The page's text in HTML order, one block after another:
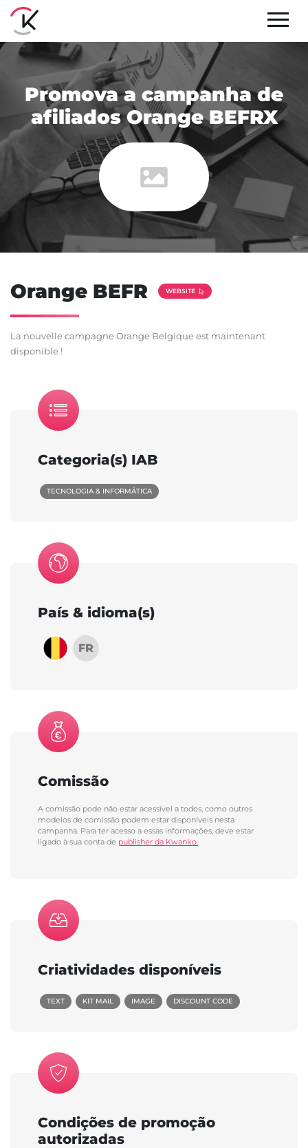
Promova a campanha de
afiliados Orange BEFRX
Orange BEFR WEBSITE
La nouvelle campagne Orange Belgique est maintenant
disponible !
Categoria(s) IAB
TECNOLOGIA & INFORMÁTICA
País & idioma(s)
FR
Comissão
A comissão pode não estar acessível a todos, como outros
modelos de comissão podem estar disponíveis nesta
campanha. Para ter acesso a essas informações, deve estar
ligado à sua conta de publisher da Kwanko.
Criatividades disponíveis
TEXT KIT MAIL IMAGE DISCOUNT CODE
Condições de promoção
autorizadas